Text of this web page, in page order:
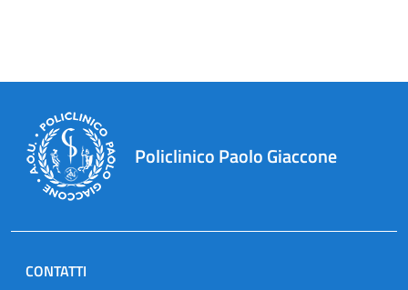
Policlinico Paolo Giaccone
CONTATTI